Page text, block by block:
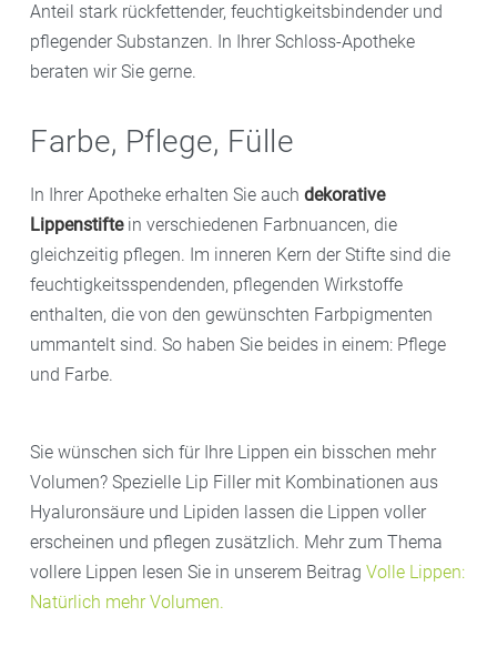
Anteil stark rückfettender, feuchtigkeitsbindender und
pflegender Substanzen. In Ihrer Schloss-Apotheke
beraten wir Sie gerne.
Farbe, Pflege, Fülle
In Ihrer Apotheke erhalten Sie auch dekorative
Lippenstiftein verschiedenen Farbnuancen, die
gleichzeitig pflegen. Im inneren Kern der Stifte sind die
feuchtigkeitsspendenden, pflegenden Wirkstoffe
enthalten, die von den gewünschten Farbpigmenten
ummantelt sind. So haben Sie beides in einem: Pflege
und Farbe.
Sie wünschen sich für Ihre Lippen ein bisschen mehr
Volumen? Spezielle Lip Filler mit Kombinationen aus
Hyaluronsäure und Lipiden lassen die Lippen voller
erscheinen und pflegen zusätzlich. Mehr zum Thema
vollere Lippen lesen Sie in unserem Beitrag Volle Lippen:
Natürlich mehr Volumen.